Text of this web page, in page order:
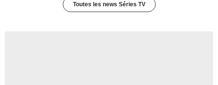
Toutes les news Séries TV